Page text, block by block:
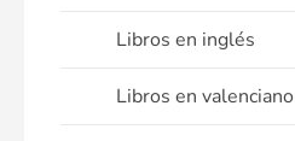
Libros en inglés
Libros en valenciano